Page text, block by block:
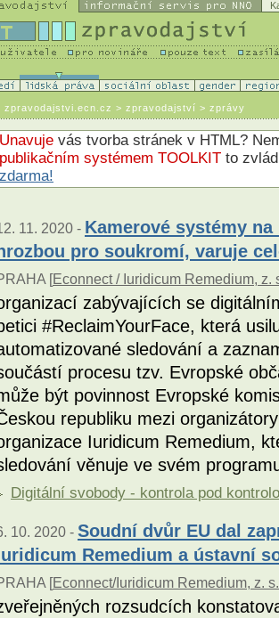
zpravodajstvi.ecn.cz > zpravodajství > zprávy
Unavuje vás tvorba stránek v HTML?
publikačním systémem TOOLKIT to
zdarma!
11. 2020 - Kamerové systémy
pro soukromí, varuje
[Econnect / Iuridicum Remedium, z.
zabývajících se
#ReclaimYourFace, která
sledování a
procesu tzv. Evropské
být povinnost Evropské
republiku mezi
Iuridicum Remedium,
věnuje ve svém
Digitální svobody - kontrola pod
10. 2020 - Soudní dvůr EU dal
Remedium a ústavní
[Econnect/Iuridicum Remedium, z. s.
rozsudcích